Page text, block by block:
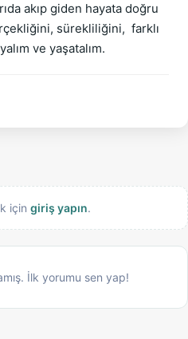
akıp giden hayata doğru
sürekliliğini,  farklı
ve yaşatalım.
için giriş yapın.
İlk yorumu sen yap!